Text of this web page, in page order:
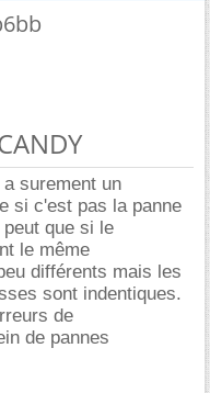
surement un
si c'est pas la panne
que si le
le même
différents mais les
sont indentiques.
de
de pannes